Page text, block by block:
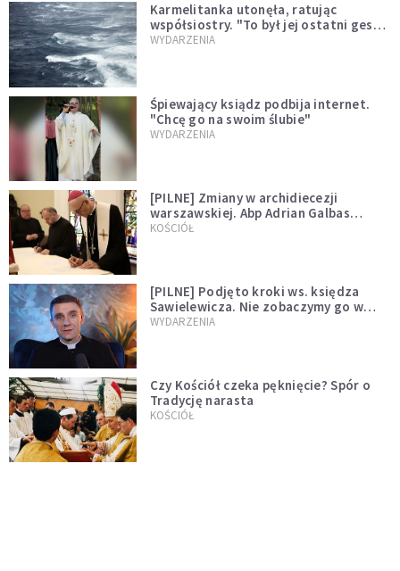
Karmelitanka utonęła, ratując
współsiostry. "To był jej ostatni gest
miłości"
WYDARZENIA
Śpiewający ksiądz podbija internet.
"Chcę go na swoim ślubie"
WYDARZENIA
[PILNE] Zmiany w archidiecezji
warszawskiej. Abp Adrian Galbas
wręczył dekrety nowym proboszczom
KOŚCIÓŁ
[PILNE] Podjęto kroki ws. księdza
Sawielewicza. Nie zobaczymy go w
mediach
WYDARZENIA
Czy Kościół czeka pęknięcie? Spór o
Tradycję narasta
KOŚCIÓŁ